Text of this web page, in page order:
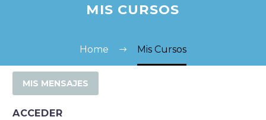
MIS CURSOS
Home Mis Cursos
MIS MENSAJES
ACCEDER